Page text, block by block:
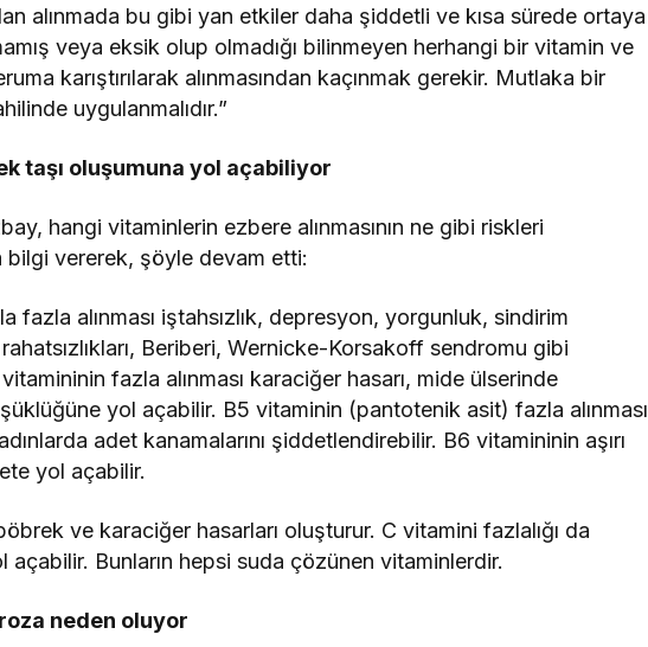
alınmada bu gibi yan etkiler daha şiddetli ve kısa sürede ortaya
veya eksik olup olmadığı bilinmeyen herhangi bir vitamin ve
karıştırılarak alınmasından kaçınmak gerekir. Mutlaka bir
uygulanmalıdır.”
taşı oluşumuna yol açabiliyor
hangi vitaminlerin ezbere alınmasının ne gibi riskleri
bilgi vererek, şöyle devam etti:
fazla alınması iştahsızlık, depresyon, yorgunluk, sindirim
rahatsızlıkları, Beriberi, Wernicke-Korsakoff sendromu gibi
fazla alınması karaciğer hasarı, mide ülserinde
yol açabilir. B5 vitaminin (pantotenik asit) fazla alınması
adet kanamalarını şiddetlendirebilir. B6 vitamininin aşırı
yol açabilir.
böbrek ve karaciğer hasarları oluşturur. C vitamini fazlalığı da
açabilir. Bunların hepsi suda çözünen vitaminlerdir.
neden oluyor